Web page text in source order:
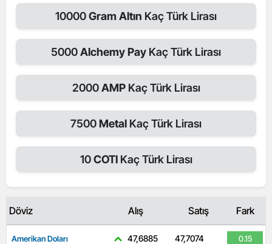
10000Gram Altın Kaç Türk Lirası
5000Alchemy Pay Kaç Türk Lirası
2000AMP Kaç Türk Lirası
7500Metal Kaç Türk Lirası
10COTI Kaç Türk Lirası
Döviz Alış Satış Fark
Amerikan Doları 47,6885 47,7074 0.15